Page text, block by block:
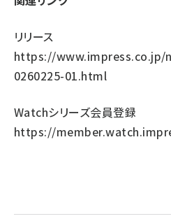
リリース
https://www.impress.co.jp/
0260225-01.html
Watchシリーズ会員登録
https://